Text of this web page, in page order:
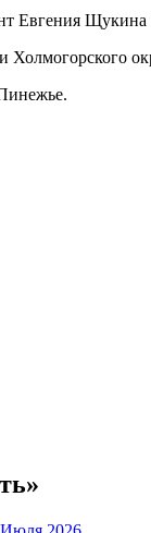
Евгения
Холмогорского